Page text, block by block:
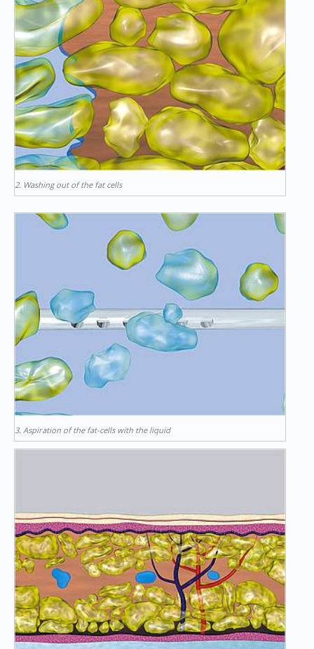
2. Washing out of the fat cells
3. Aspiration of the fat-cells with the liquid